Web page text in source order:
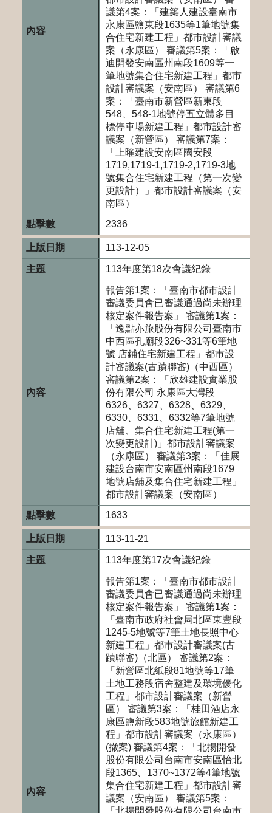
議第4案：「建築人建設臺南市
永康區鹽東段1635等1筆地號集
合住宅新建工程」都市設計審議
案（永康區） 審議第5案：「啟
迪開發安南區州南段1609等一
筆地號集合住宅新建工程」都市
設計審議案（安南區） 審議第6
案：「臺南市新營區新東段
548、548-1地號停五立體多目
標停車場新建工程」都市設計審
議案（新營區） 審議第7案：
「上曜建設安南區國安段
1719,1719-1,1719-2,1719-3地
號集合住宅新建工程（第一次變
更設計）」都市設計審議案（安
南區）
2336
113-12-05
113年度第18次會議紀錄
報告第1案：「臺南市都市設計
審議委員會已審議通過尚未辦理
核定案件報告案」 審議第1案：
「逸點亦旅股份有限公司臺南市
中西區孔廟段326~331等6筆地
號 店鋪住宅新建工程」都市設
計審議案(古蹟聯審)（中西區）
審議第2案：「欣雄建設實業股
份有限公司 永康區大灣段
6326、6327、6328、6329、
6330、6331、6332等7筆地號
店舖、集合住宅新建工程(第一
次變更設計)」都市設計審議案
（永康區） 審議第3案：「佳展
建設台南市安南區州南段1679
地號店舖及集合住宅新建工程」
都市設計審議案（安南區）
1633
113-11-21
113年度第17次會議紀錄
報告第1案：「臺南市都市設計
審議委員會已審議通過尚未辦理
核定案件報告案」 審議第1案：
「臺南市政府社會局北區東豐段
1245-5地號等7筆土地長照中心
新建工程」都市設計審議案(古
蹟聯審)（北區） 審議第2案：
「新營區北紙段81地號等17筆
土地工務段宿舍整建及環境優化
工程」都市設計審議案（新營
區） 審議第3案：「桂田酒店永
康區鹽新段583地號旅館新建工
程」都市設計審議案（永康區）
(撤案) 審議第4案：「北揚開發
股份有限公司台南市安南區怡北
段1365、1370~1372等4筆地號
集合住宅新建工程」都市設計審
議案（安南區） 審議第5案：
「北揚開發股份有限公司台南市